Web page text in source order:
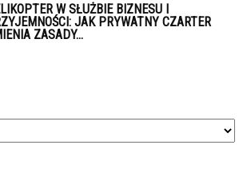
W SŁUŻBIE BIZNESU I
JAK PRYWATNY CZARTER
ZASADY...